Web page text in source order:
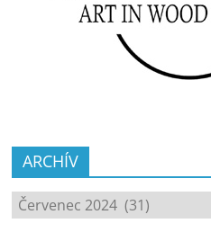
ARCHÍV
ARCHÍV